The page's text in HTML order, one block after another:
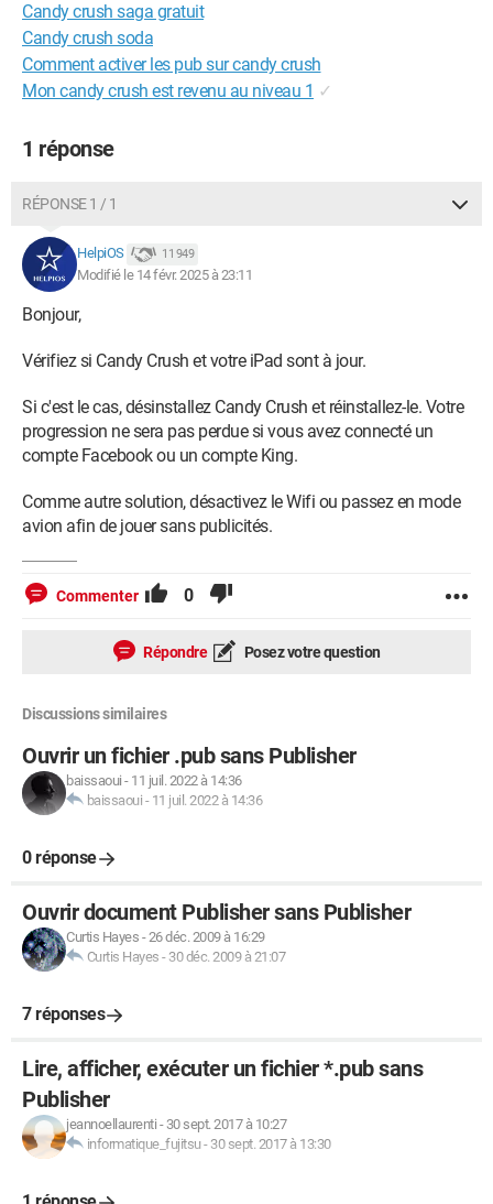
Candy crush saga gratuit
Candy crush soda
Comment activer les pub sur candy crush
Mon candy crush est revenu au niveau 1 ✓
1 réponse
RÉPONSE 1 / 1
HelpiOS 11 949
Modifié le 14 févr. 2025 à 23:11
Bonjour,
Vérifiez si Candy Crush et votre iPad sont à jour.
Si c'est le cas, désinstallez Candy Crush et réinstallez-le. Votre
progression ne sera pas perdue si vous avez connecté un
compte Facebook ou un compte King.
Comme autre solution, désactivez le Wifi ou passez en mode
avion afin de jouer sans publicités.
Commenter 0
Répondre Posez votre question
Discussions similaires
Ouvrir un fichier .pub sans Publisher
baissaoui - 11 juil. 2022 à 14:36
baissaoui - 11 juil. 2022 à 14:36
0 réponse
Ouvrir document Publisher sans Publisher
Curtis Hayes -26 déc. 2009 à 16:29
Curtis Hayes - 30 déc. 2009 à 21:07
7 réponses
Lire, afficher, exécuter un fichier *.pub sans
Publisher
jeannoellaurenti - 30 sept. 2017 à 10:27
informatique_fujitsu- 30 sept. 2017 à 13:30